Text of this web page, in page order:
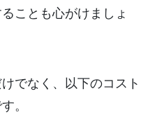
ことも心がけましょ
でなく、以下のコスト
。